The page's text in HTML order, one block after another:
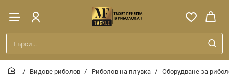
Търси...
Видове риболов Риболов на плувка Оборудване за